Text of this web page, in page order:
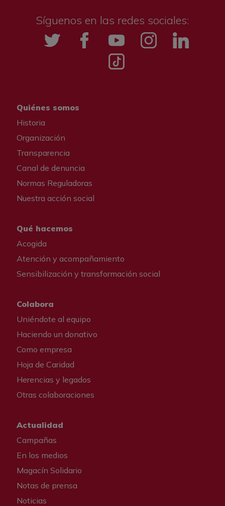
Síguenos en las redes sociales:
Twitter FacebookYouTube InstagrammLinkedIn
Tik tok
Quiénes somos
Historia
Organización
Transparencia
Canal de denuncia
Normas Reguladoras
Nuestra acción social
Qué hacemos
Acogida
Atención y acompañamiento
Sensibilización y transformación social
Colabora
Uniéndote al equipo
Haciendo un donativo
Como empresa
Hoja de Caridad
Herencias y legados
Otras colaboraciones
Actualidad
Campañas
En los medios
Magacín Solidario
Notas de prensa
Noticias